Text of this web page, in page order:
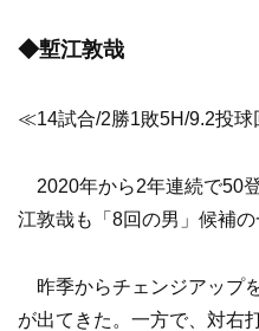
◆塹江敦哉
≪14試合/2勝1敗5H/9.2投
2020年から2年連続で50
江敦哉も「8回の男」候補の
昨季からチェンジアップ
が出てきた。一方で、対右